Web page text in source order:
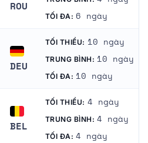
ROU
TỐI ĐA: 6 ngày
DEU
TỐI THIỂU: 10 ngày
TRUNG BÌNH: 10 ngày
TỐI ĐA: 10 ngày
BEL
TỐI THIỂU: 4 ngày
TRUNG BÌNH: 4 ngày
TỐI ĐA: 4 ngày